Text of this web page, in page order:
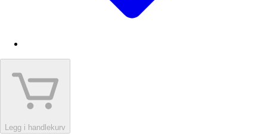
Legg i handlekurv